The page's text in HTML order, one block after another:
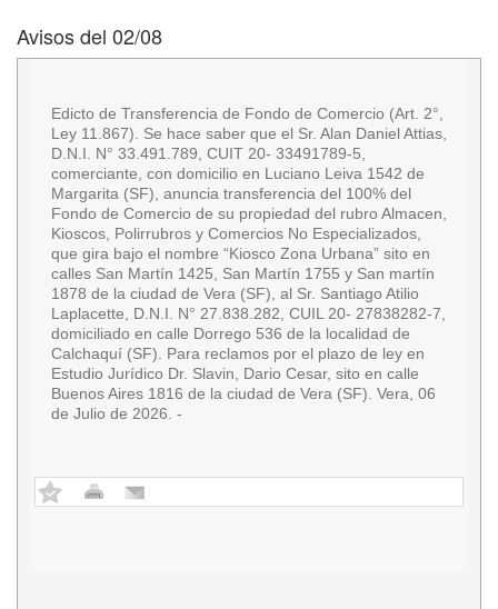
Avisos del 02/08
Edicto de Transferencia de Fondo de Comercio (Art. 2°,
Ley 11.867). Se hace saber que el Sr. Alan Daniel Attias,
D.N.I. N° 33.491.789, CUIT 20- 33491789-5,
comerciante, con domicilio en Luciano Leiva 1542 de
Margarita (SF), anuncia transferencia del 100% del
Fondo de Comercio de su propiedad del rubro Almacen,
Kioscos, Polirrubros y Comercios No Especializados,
que gira bajo el nombre “Kiosco Zona Urbana” sito en
calles San Martín 1425, San Martín 1755 y San martín
1878 de la ciudad de Vera (SF), al Sr. Santiago Atilio
Laplacette, D.N.I. N° 27.838.282, CUIL 20- 27838282-7,
domiciliado en calle Dorrego 536 de la localidad de
Calchaquí (SF). Para reclamos por el plazo de ley en
Estudio Jurídico Dr. Slavin, Dario Cesar, sito en calle
Buenos Aires 1816 de la ciudad de Vera (SF). Vera, 06
de Julio de 2026. -